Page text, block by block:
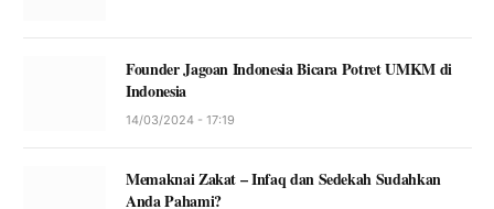
Founder Jagoan Indonesia Bicara Potret UMKM di
Indonesia
14/03/2024 - 17:19
Memaknai Zakat – Infaq dan Sedekah Sudahkan
Anda Pahami?